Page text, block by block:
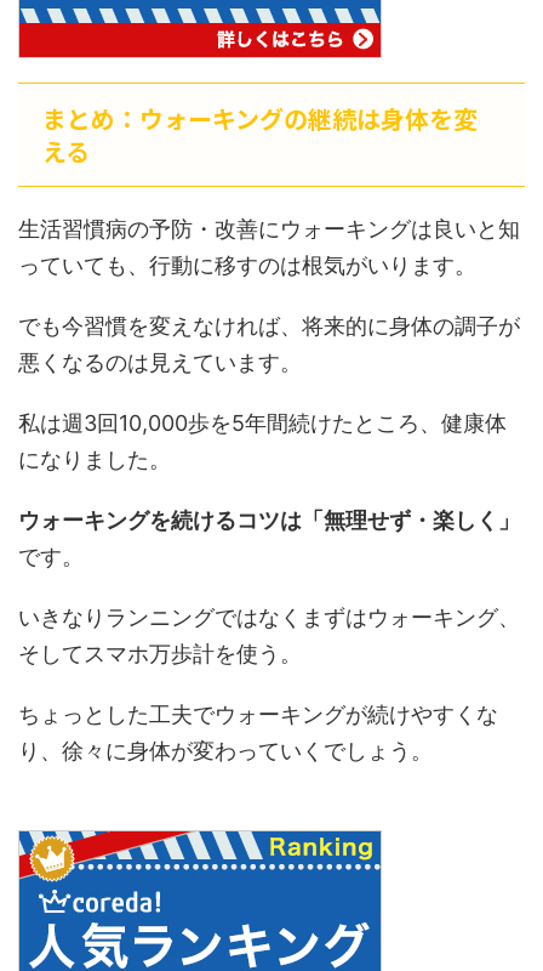
まとめ：ウォーキングの継続は身体を変
える
生活習慣病の予防・改善にウォーキングは良いと知
っていても、行動に移すのは根気がいります。
でも今習慣を変えなければ、将来的に身体の調子が
悪くなるのは見えています。
私は週3回10,000歩を5年間続けたところ、健康体
になりました。
ウォーキングを続けるコツは「無理せず・楽しく」
です。
いきなりランニングではなくまずはウォーキング、
そしてスマホ万歩計を使う。
ちょっとした工夫でウォーキングが続けやすくな
り、徐々に身体が変わっていくでしょう。